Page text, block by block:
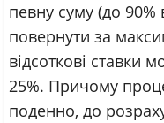
певну суму (до 90%
повернути за
відсоткові ставки
25%. Причому
поденно, до